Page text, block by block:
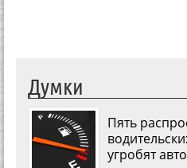
Думки
Пять
угробят